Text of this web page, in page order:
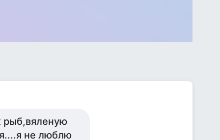
рыб,вяленую
не люблю